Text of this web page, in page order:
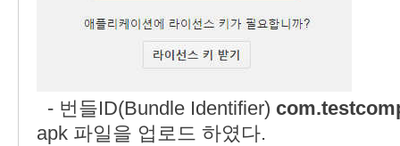
- 번들ID(Bundle Identifier)
apk 파일을 업로드 하였다.